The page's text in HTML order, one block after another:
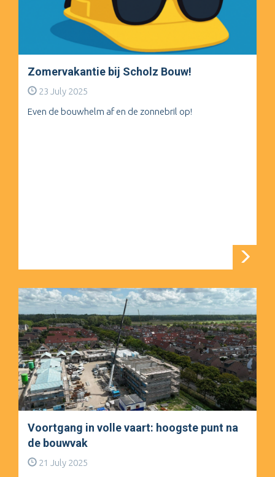
Zomervakantie bij Scholz Bouw!
23 July 2025
Even de bouwhelm af en de zonnebril op!
Voortgang in volle vaart: hoogste punt na
de bouwvak
21 July 2025